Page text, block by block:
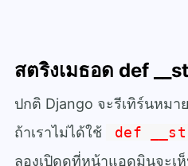
สตริงเมธอด def
ปกติ Django จะรีเทิร์นหมา
ถ้าเราไม่ได้ใช้
def
ลองเปิดดูที่หน้าแอดมินจะเ